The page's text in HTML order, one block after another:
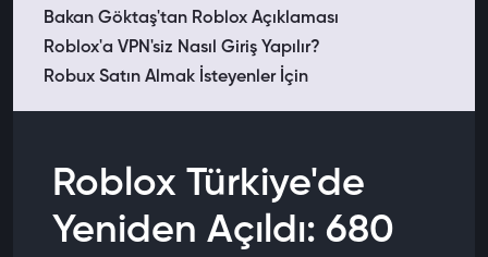
Bakan Göktaş'tan Roblox Açıklaması
Roblox'a VPN'siz Nasıl Giriş Yapılır?
Robux Satın Almak İsteyenler İçin
Roblox Türkiye'de açıldı mı?
Roblox neden yasaklanmıştı?
Eski Roblox hesabım ve Robux bakiyem
duruyor mu?
Roblox Türkiye'de
Yeniden Açıldı: 680